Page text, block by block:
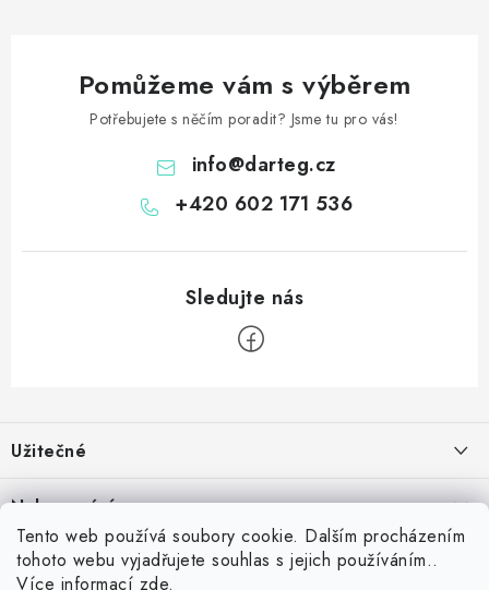
Tento web používá soubory cookie. Dalším procházením
tohoto webu vyjadřujete souhlas s jejich používáním..
Více informací zde.
Pomůžeme vám s výběrem
Potřebujete s něčím poradit? Jsme tu pro vás!
info@darteg.cz
+420 602 171 536
p
a
Užitečné
Kontakt
Věrnostní program
Inspirujte se zákazníky
Nakupování
Jak nakupovat
Blog